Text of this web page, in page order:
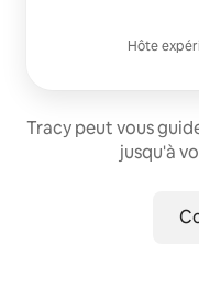
Hôte
Tracy peut vous
jusqu'à